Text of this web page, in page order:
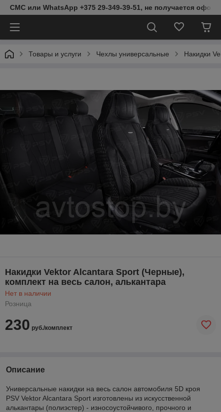
СМС или WhatsApp +375 29-349-39-51, не получается
Товары и услуги Чехлы универсальные Накидки
Накидки Vektor Alcantara Sport (Черные),
комплект на весь салон, алькантара
Нет в наличии
Розница
230 руб./комплект
Описание
Универсальные накидки на весь салон автомобиля 5D кроя
PSV Vektor Alcantara Sport изготовлены из искусственной
алькантары (полиэстер) - износоустойчивого, прочного и